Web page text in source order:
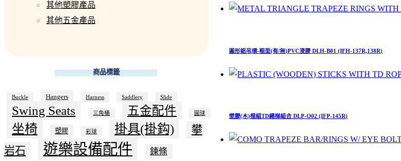
其他塑膠產品
其他五金產品
商品標籤
Buckle Hangers Harness Saddlery Slide
Swing Seats 三角桶 五金配件 圓球
坐椅 塑膠 彩球 掛具(掛鈎)
攀
岩石
遊樂設備配件 鍊條
圓形鋁吊環-粗型(有/無)PVC浸膠 DLH-B01 (IFH-137R,138R)
塑膠(木)棍組TD繩梯組合 DLP-O02 (IFP-145R)